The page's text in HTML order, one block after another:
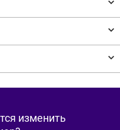
изменить